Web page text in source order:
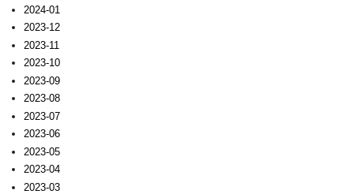
2024-01
2023-12
2023-11
2023-10
2023-09
2023-08
2023-07
2023-06
2023-05
2023-04
2023-03